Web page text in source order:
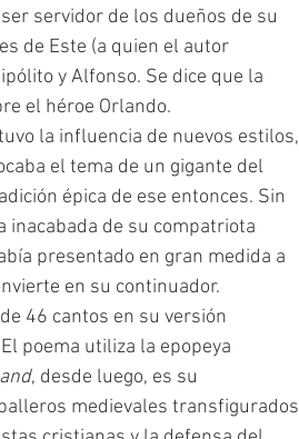
servidor de los dueños de su
de Este (a quien el autor
y Alfonso. Se dice que la
el héroe Orlando.
el tema de un gigante del
épica de ese entonces. Sin
inacabada de su compatriota
presentado en gran medida a
en su continuador.
46 cantos en su versión
poema utiliza la epopeya
, desde luego, es su
medievales transfigurados